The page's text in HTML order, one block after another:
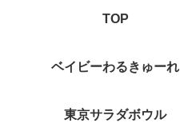
TOP
ベイビーわるきゅーれ
東京サラダボウル